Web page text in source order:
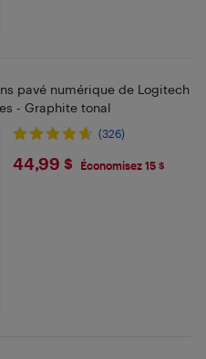
pavé numérique de Logitech
- Graphite tonal
(326)
$44.99
44,99 $ Économisez 15 $